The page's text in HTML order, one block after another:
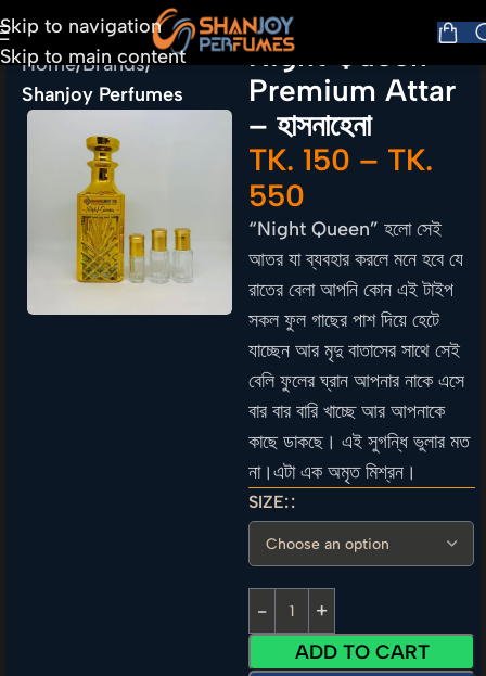
Skip to navigation
Skip to main content
Home Brands
Shanjoy Perfumes
Night Queen
Premium Attar
– হাসনাহেনা
TK. 150 – TK.
550
“Night Queen” হলো সেই
আতর যা ব্যবহার করলে মনে হবে যে
রাতের বেলা আপনি কোন এই টাইপ
সকল ফুল গাছের পাশ দিয়ে হেটে
যাচ্ছেন আর মৃদু বাতাসের সাথে সেই
বেলি ফুলের ঘ্রান আপনার নাকে এসে
বার বার বারি খাচ্ছে আর আপনাকে
কাছে ডাকছে। এই সুগন্ধি ভুলার মত
না।এটা এক অমৃত মিশ্রন।
SIZE:
ADD TO CART